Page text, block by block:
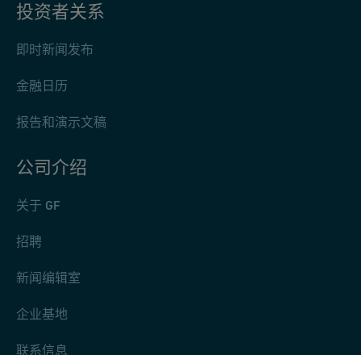
投资者关系
即时新闻发布
金融日历
报告和演示文稿
公司介绍
关于 GF
招聘
新闻编辑室
企业基地
联系信息